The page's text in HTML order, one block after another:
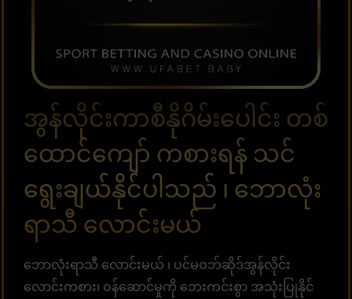
အွန်လိုင်းကာစီနိုဂိမ်းပေါင်း တစ်
ထောင်ကျော် ကစားရန် သင်
ရွေးချယ်နိုင်ပါသည် ၊ ဘောလုံး
ရာသီ လောင်းမယ်
ဘောလုံးရာသီ လောင်းမယ် ၊ ပင်မဝဘ်ဆိုဒ်အွန်လိုင်း
လောင်းကစား၊ ဝန်ဆောင်မှုကို ဘေးကင်းစွာ အသုံးပြုနိုင်